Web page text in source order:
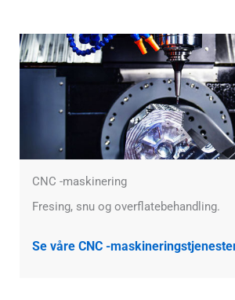
CNC -maskinering
Fresing, snu og overflatebehandling.
Se våre CNC -